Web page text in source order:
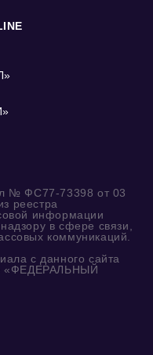
№ ФС77-73398 от 03
реестра
информации
в сфере связи,
коммуникаций.
с данного сайта
«ФЕДЕРАЛЬНЫЙ